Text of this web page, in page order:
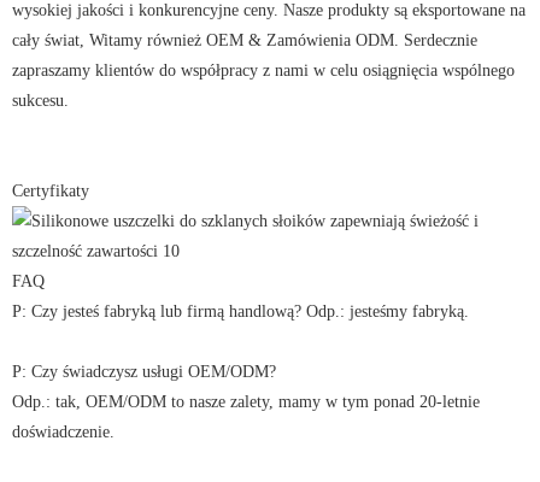
wysokiej jakości i konkurencyjne ceny. Nasze produkty są eksportowane na
cały świat, Witamy również OEM & Zamówienia ODM. Serdecznie
zapraszamy klientów do współpracy z nami w celu osiągnięcia wspólnego
sukcesu.
Certyfikaty
FAQ
P: Czy jesteś fabryką lub firmą handlową? Odp.: jesteśmy fabryką.
P: Czy świadczysz usługi OEM/ODM?
Odp.: tak, OEM/ODM to nasze zalety, mamy w tym ponad 20-letnie
doświadczenie.